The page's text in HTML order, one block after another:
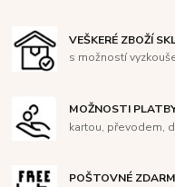
VEŠKERÉ ZBOŽÍ
s možností
MOŽNOSTI
kartou, převodem,
POŠTOVNÉ